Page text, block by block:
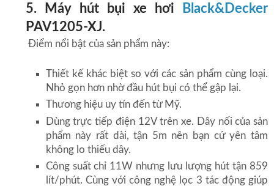
5. Máy hút bụi xe hơi
Black&Decker
PAV1205-XJ.
Điểm nổi bật của sản phẩm này:
Thiết kế khác biệt so với các sản phẩm cùng loại.
Nhỏ gọn hơn nhờ đầu hút bụi có thể gập lại.
Thương hiệu uy tín đến từ Mỹ.
Dùng trực tiếp điện 12V trên xe. Dây nối của sản
phẩm này rất dài, tận 5m nên bạn cứ yên tâm
không lo thiếu dây.
Công suất chỉ 11W nhưng lưu lượng hút tận 859
lít/phút. Cùng với công nghệ lọc 3 tác động giúp